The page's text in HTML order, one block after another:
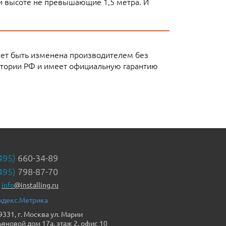
быть изменена производителем без
РФ и имеет официальную гарантию
660-34-89
798-87-70
info@installing.ru
г. Москва ул. Марии
дом 17а, этаж 2, офис 10